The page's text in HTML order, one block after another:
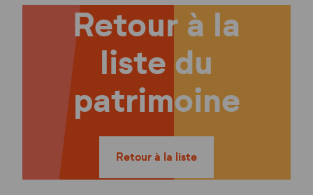
Retour à la
liste du
patrimoine
Retour à la liste